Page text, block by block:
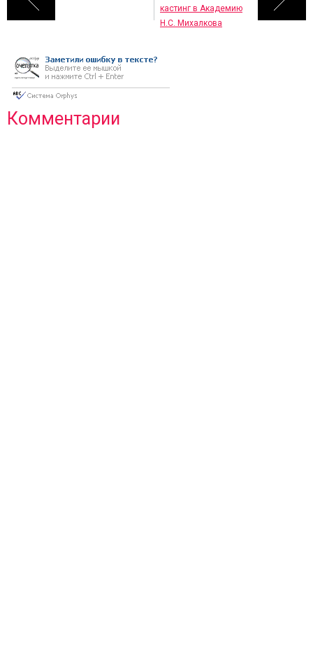
кастинг в Академию
Н.С. Михалкова
Комментарии